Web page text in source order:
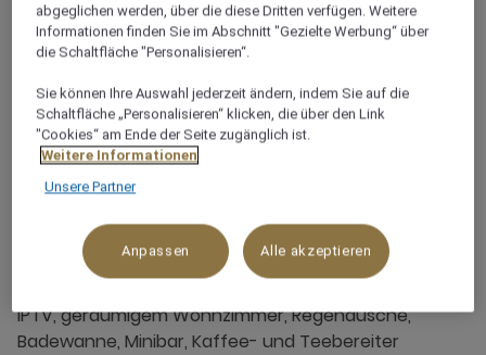
103 m²
4 x
Über dieses Zimmer
IPTV, geräumigem Wohnzimmer, Regendusche,
Badewanne, Minibar, Kaffee- und Teebereiter
abgeglichen werden, über die diese Dritten verfügen. Weitere
Informationen finden Sie im Abschnitt "Gezielte Werbung“ über
die Schaltfläche "Personalisieren“.
Sie können Ihre Auswahl jederzeit ändern, indem Sie auf die
Schaltfläche „Personalisieren“ klicken, die über den Link
"Cookies“ am Ende der Seite zugänglich ist.
Weitere Informationen
Unsere Partner
Anpassen Alle akzeptieren